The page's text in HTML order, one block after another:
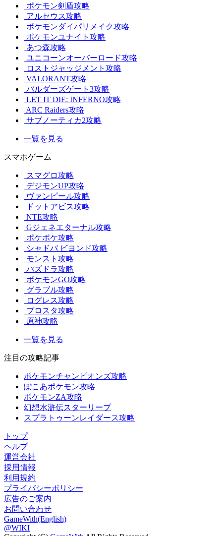
ポケモン剣盾攻略
アルセウス攻略
ポケモンダイパリメイク攻略
ポケモンユナイト攻略
あつ森攻略
ユニコーンオーバーロード攻略
ロストジャッジメント攻略
VALORANT攻略
バルダーズゲート3攻略
LET IT DIE: INFERNO攻略
ARC Raiders攻略
サブノーティカ2攻略
一覧を見る
スマホゲーム
スマグロ攻略
デジモンUP攻略
ヴァンピール攻略
ドットアビス攻略
NTE攻略
Gジェネエターナル攻略
ポケポケ攻略
シャドバ ビヨンド攻略
モンスト攻略
パズドラ攻略
ポケモンGO攻略
グラブル攻略
ログレス攻略
ブロスタ攻略
原神攻略
一覧を見る
注目の攻略記事
ポケモンチャンピオンズ攻略
ぽこあポケモン攻略
ポケモンZA攻略
幻想水滸伝スターリープ
スプラトゥーンレイダース攻略
トップ
ヘルプ
運営会社
採用情報
利用規約
プライバシーポリシー
広告のご案内
お問い合わせ
GameWith(English)
@WIKI